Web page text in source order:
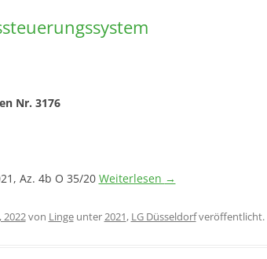
Nr. 3176
Az. 4b O 35/20 Weiterlesen →
2022von Lingeunter2021, LG Düsseldorfveröffentlicht.